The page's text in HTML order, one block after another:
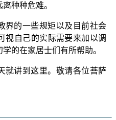
种种危难。
界的一些规矩以及目前社会
视自己的实际需要来加以调
的在家居士们有所帮助。
就讲到这里。敬请各位菩萨